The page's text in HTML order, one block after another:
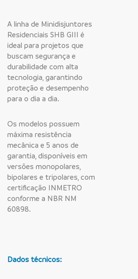
A linha de Minidisjuntores
Residenciais SHB GIII é
ideal para projetos que
buscam segurança e
durabilidade com alta
tecnologia, garantindo
proteção e desempenho
para o dia a dia.
Os modelos possuem
máxima resistência
mecânica e 5 anos de
garantia, disponíveis em
versões monopolares,
bipolares e tripolares, com
certificação INMETRO
conforme a NBR NM
60898.
Dados técnicos: